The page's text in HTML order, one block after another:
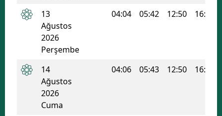
13
Ağustos
2026
Perşembe
04:04 05:42 12:50 16:40
14
Ağustos
2026
Cuma
04:06 05:43 12:50 16:39